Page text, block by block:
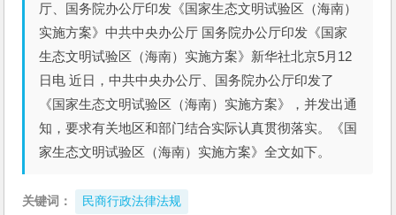
厅、国务院办公厅印发《国家生态文明试验区（海南）
实施方案》中共中央办公厅 国务院办公厅印发《国家
生态文明试验区（海南）实施方案》新华社北京5月12
日电 近日，中共中央办公厅、国务院办公厅印发了
《国家生态文明试验区（海南）实施方案》，并发出通
知，要求有关地区和部门结合实际认真贯彻落实。《国
家生态文明试验区（海南）实施方案》全文如下。
关键词： 民商行政法律法规